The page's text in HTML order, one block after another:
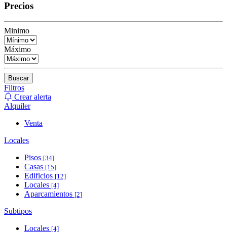
Precios
Minimo
Máximo
Buscar
Filtros
Crear alerta
Alquiler
Venta
Locales
Pisos [34]
Casas [15]
Edificios [12]
Locales [4]
Aparcamientos [2]
Subtipos
Locales [4]